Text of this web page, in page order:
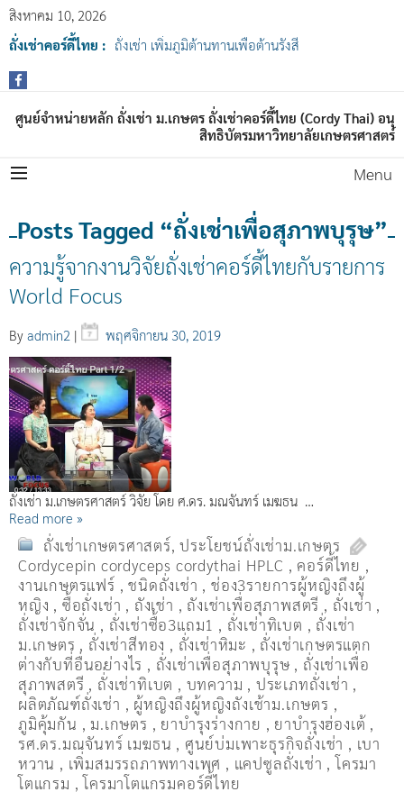
สิงหาคม 10, 2026
ถั่งเช่าคอร์ดี้ไทย : ถั่งเช่า เพิ่มภูมิต้านทานเพื่อต้านรังสี
ศูนย์จำหน่ายหลัก ถั่งเช่า ม.เกษตร ถั่งเช่าคอร์ดี้ไทย (Cordy Thai) อนุ
สิทธิบัตรมหาวิทยาลัยเกษตรศาสตร์
Menu
Posts Tagged “ถั่งเช่าเพื่อสุภาพบุรุษ”
ความรู้จากงานวิจัยถั่งเช่าคอร์ดี้ไทยกับรายการ
World Focus
By admin2 | พฤศจิกายน 30, 2019
ถั่งเช่า ม.เกษตรศาสตร์ วิจัย โดย ศ.ดร. มณจันทร์ เมฆธน …
Read more »
ถั่งเช่าเกษตรศาสตร์,ประโยชน์ถั่งเช่าม.เกษตร
Cordycepin cordyceps cordythai HPLC , คอร์ดี้ไทย ,
งานเกษตรแฟร์ ,ชนิดถั่งเช่า ,ช่อง3รายการผู้หญิงถึงผู้
หญิง , ซื้อถั่งเช่า , ถังเช่า , ถังเช่าเพื่อสุภาพสตรี , ถั่งเช่า ,
ถั่งเช่าจักจั่น , ถั่งเช่าซื้อ3แถม1 , ถั่งเช่าทิเบต , ถั่งเช่า
ม.เกษตร , ถั่งเช่าสีทอง , ถั่งเช่าหิมะ , ถั่งเช่าเกษตรแตก
ต่างกับที่อื่นอย่างไร , ถั่งเช่าเพื่อสุภาพบุรุษ , ถั่งเช่าเพื่อ
สุภาพสตรี , ถั่่งเช่าทิเบต , บทความ , ประเภทถั่งเช่า ,
ผลิตภัณฑ์ถั่งเช่า , ผู้หญิงถึงผู้หญิงถังเช้าม.เกษตร ,
ภูมิคุ้มกัน ,ม.เกษตร , ยาบำรุงร่างกาย , ยาบำรุงฮ่องเต้ ,
รศ.ดร.มณจันทร์ เมฆธน , ศูนย์บ่มเพาะธุรกิจถั่งเช่า , เบา
หวาน , เพิ่มสมรรถภาพทางเพศ , แคปซูลถั่งเช่า ,โครมา
โตแกรม ,โครมาโตแกรมคอร์ดี้ไทย